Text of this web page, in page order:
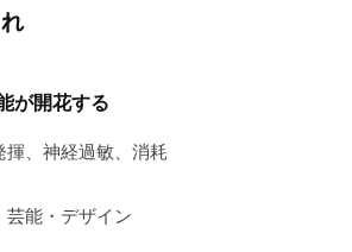
が開花する
揮、神経過敏、消耗
芸能・デザイン